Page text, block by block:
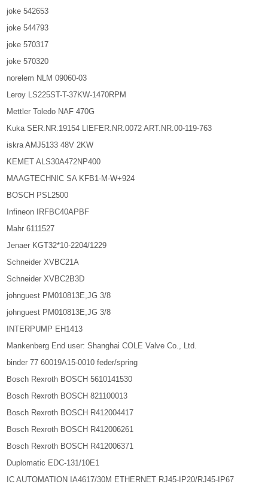
joke 542653
joke 544793
joke 570317
joke 570320
norelem NLM 09060-03
Leroy LS225ST-T-37KW-1470RPM
Mettler Toledo NAF 470G
Kuka SER.NR.19154 LIEFER.NR.0072 ART.NR.00-119-763
iskra AMJ5133 48V 2KW
KEMET ALS30A472NP400
MAAGTECHNIC SA KFB1-M-W+924
BOSCH PSL2500
Infineon IRFBC40APBF
Mahr 6111527
Jenaer KGT32*10-2204/1229
Schneider XVBC21A
Schneider XVBC2B3D
johnguest PM010813E,JG 3/8
johnguest PM010813E,JG 3/8
INTERPUMP EH1413
Mankenberg End user: Shanghai COLE Valve Co., Ltd.
binder 77 60019A15-0010 feder/spring
Bosch Rexroth BOSCH 5610141530
Bosch Rexroth BOSCH 821100013
Bosch Rexroth BOSCH R412004417
Bosch Rexroth BOSCH R412006261
Bosch Rexroth BOSCH R412006371
Duplomatic EDC-131/10E1
IC AUTOMATION IA4617/30M ETHERNET RJ45-IP20/RJ45-IP67